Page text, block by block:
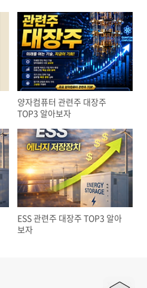
양자컴퓨터 관련주 대장주
TOP3 알아보자
ESS 관련주 대장주 TOP3 알아
보자